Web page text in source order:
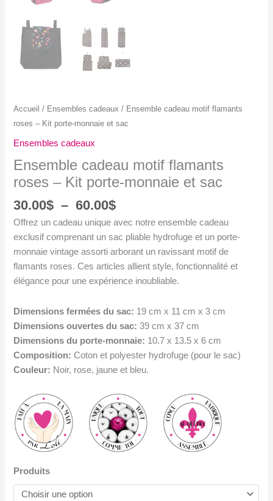
Accueil / Ensembles cadeaux / Ensemble cadeau motif flamants
roses – Kit porte-monnaie et sac
Ensembles cadeaux
Ensemble cadeau motif flamants
roses – Kit porte-monnaie et sac
30.00$ – 60.00$Plage
de
prix :
30.00$
à
60.00$
Offrez un cadeau unique avec notre ensemble cadeau
exclusif comprenant un sac pliable hydrofuge et un porte-
monnaie vintage assorti arborant un ravissant motif de
flamants roses. Ces articles allient style, fonctionnalité et
élégance pour une expérience inoubliable.
Dimensions fermées du sac: 19 cm x 11 cm x 3 cm
Dimensions ouvertes du sac: 39 cm x 37 cm
Dimensions du porte-monnaie: 10.7 x 13.5 x 6 cm
Composition: Coton et polyester hydrofuge (pour le sac)
Couleur: Noir, rose, jaune et bleu.
Produits